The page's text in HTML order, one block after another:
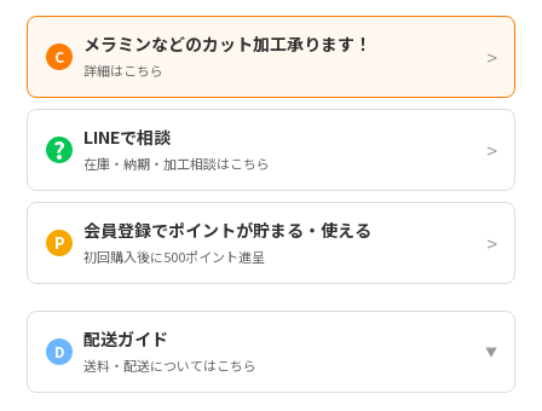
メラミンなどのカット加工承ります！
詳細はこちら
LINEで相談
在庫・納期・加工相談はこちら
会員登録でポイントが貯まる・使える
初回購入後に500ポイント進呈
D
配送ガイド
送料・配送についてはこちら